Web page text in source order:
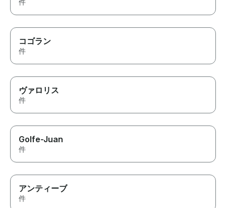
件
コゴラン
件
ヴァロリス
件
Golfe-Juan
件
アンティーブ
件